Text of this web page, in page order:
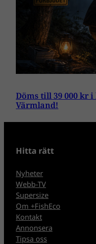
Döms till 39 000 kr
Värmland!
Hitta rätt
Nyheter
Webb-TV
Supersize
Om +FishEco
Kontakt
Annonsera
Tipsa oss